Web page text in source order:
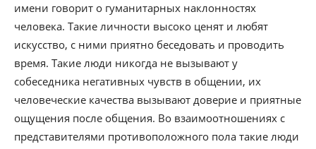
имени говорит о гуманитарных наклонностях
человека. Такие личности высоко ценят и любят
искусство, с ними приятно беседовать и проводить
время. Такие люди никогда не вызывают у
собеседника негативных чувств в общении, их
человеческие качества вызывают доверие и приятные
ощущения после общения. Во взаимоотношениях с
представителями противоположного пола такие люди